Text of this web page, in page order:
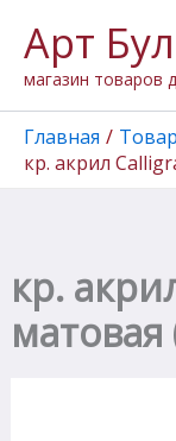
содержимому
Арт
магазин товаров
Главная
кр. акрил
кр.